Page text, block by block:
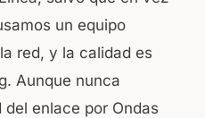
un equipo
red, y la calidad es
Aunque nunca
enlace por Ondas